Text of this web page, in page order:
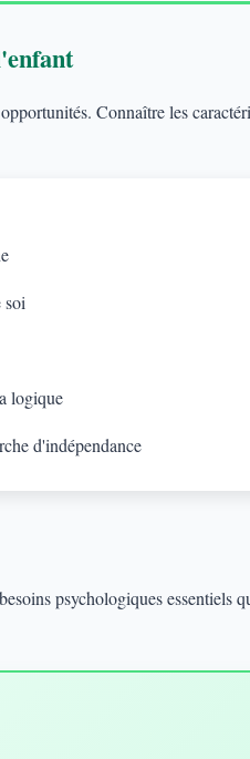
Connaître les
soi
logique
d'indépendance
psychologiques essentiels